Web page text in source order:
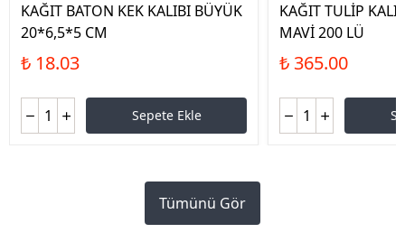
KAĞIT BATON KEK KALIBI BÜYÜK
20*6,5*5 CM
₺ 18.03
Sepete Ekle
KAĞIT TULİP
MAVİ 200 LÜ
₺ 365.00
Tümünü Gör